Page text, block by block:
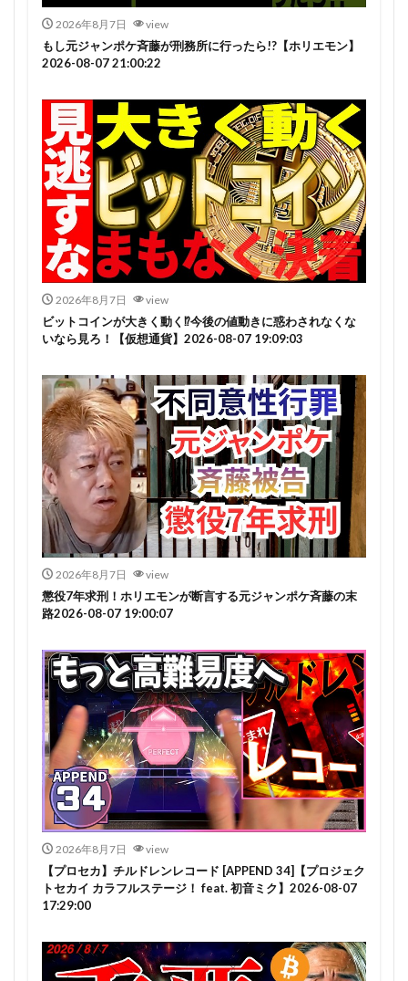
2026年8月7日 view
もし元ジャンポケ斉藤が刑務所に行ったら!?【ホリエモン】
2026-08-07 21:00:22
2026年8月7日 view
ビットコインが大きく動く⁉今後の値動きに惑わされなくな
いなら見ろ！【仮想通貨】2026-08-07 19:09:03
2026年8月7日 view
懲役7年求刑！ホリエモンが断言する元ジャンポケ斉藤の末
路2026-08-07 19:00:07
2026年8月7日 view
【プロセカ】チルドレンレコード [APPEND 34]【プロジェク
トセカイ カラフルステージ！ feat. 初音ミク】2026-08-07
17:29:00